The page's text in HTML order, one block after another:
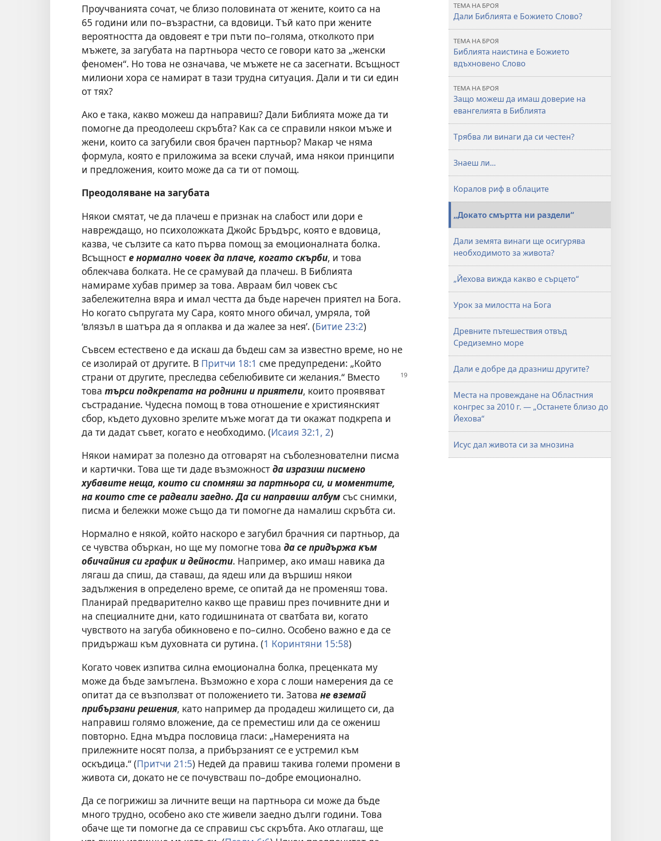
Проучванията сочат, че близо половината от жените, които са на
65 години или по–възрастни, са вдовици. Тъй като при жените
вероятността да овдовеят е три пъти по–голяма, отколкото при
мъжете, за загубата на партньора често се говори като за „женски
феномен“. Но това не означава, че мъжете не са засегнати. Всъщност
милиони хора се намират в тази трудна ситуация. Дали и ти си един
от тях?
Ако е така, какво можеш да направиш? Дали Библията може да ти
помогне да преодолееш скръбта? Как са се справили някои мъже и
жени, които са загубили своя брачен партньор? Макар че няма
формула, която е приложима за всеки случай, има някои принципи
и предложения, които може да са ти от помощ.
Преодоляване на загубата
Някои смятат, че да плачеш е признак на слабост или дори е
навреждащо, но психоложката Джойс Бръдърс, която е вдовица,
казва, че сълзите са като първа помощ за емоционалната болка.
Всъщносте нормално човек да плаче, когато скърби, и това
облекчава болката. Не се срамувай да плачеш. В Библията
намираме хубав пример за това. Авраам бил човек със
забележителна вяра и имал честта да бъде наречен приятел на Бога.
Но когато съпругата му Сара, която много обичал, умряла, той
‘влязъл в шатъра да я оплаква и да жалее за нея’. (Битие 23:2)
Съвсем естествено е да искаш да бъдеш сам за известно време, но не
се изолирай от другите. В Притчи 18:1 сме предупредени: „Който
страни отдругите, преследва себелюбивите си желания.“ Вместо
това търси подкрепата на роднини и приятели, които проявяват
състрадание. Чудесна помощ в това отношение е християнският
сбор, където духовно зрелите мъже могат да ти окажат подкрепа и
да ти дадат съвет, когато е необходимо. (Исаия 32:1, 2)
Някои намират за полезно да отговарят на съболезнователни писма
и картички. Това ще ти даде възможностда изразиш писмено
хубавите неща, които си спомняш за партньора си, и моментите,
на които сте се радвали заедно. Да си направиш албум със снимки,
писма и бележки може също да ти помогне да намалиш скръбта си.
Нормално е някой, който наскоро е загубил брачния си партньор, да
се чувства объркан, но ще му помогне това да се придържа към
обичайния си график и дейности. Например, ако имаш навика да
лягаш да спиш, да ставаш, да ядеш или да вършиш някои
задължения в определено време, се опитай да не променяш това.
Планирай предварително какво ще правиш през почивните дни и
на специалните дни, като годишнината от сватбата ви, когато
чувството на загуба обикновено е по–силно. Особено важно е да се
придържаш към духовната си рутина. (1 Коринтяни 15:58)
Когато човек изпитва силна емоционална болка, преценката му
може да бъде замъглена. Възможно е хора с лоши намерения да се
опитат да се възползват от положението ти. Затова не вземай
прибързани решения, като например да продадеш жилището си, да
направиш голямо вложение, да се преместиш или да се ожениш
повторно. Една мъдра пословица гласи: „Намеренията на
прилежните носят полза, а прибързаният се е устремил към
оскъдица.“ (Притчи 21:5) Недей да правиш такива големи промени в
живота си, докато не се почувстваш по–добре емоционално.
Да се погрижиш за личните вещи на партньора си може да бъде
много трудно, особено ако сте живели заедно дълги години. Това
обаче ще ти помогне да се справиш със скръбта. Ако отлагаш, ще
март
ТЕМА НА БРОЯ
Дали Библията е Божието Слово?
ТЕМА НА БРОЯ
Библията наистина е Божието
вдъхновено Слово
ТЕМА НА БРОЯ
Защо можеш да имаш доверие на
евангелията в Библията
Трябва ли винаги да си честен?
Знаеш ли...
Коралов риф в облаците
„Докато смъртта ни раздели“
Дали земята винаги ще осигурява
необходимото за живота?
„Йехова вижда какво е сърцето“
Урок за милостта на Бога
Древните пътешествия отвъд
Средиземно море
Дали е добре да дразниш другите?
Места на провеждане на Областния
конгрес за 2010 г. — „Останете близо до
Йехова“
Исус дал живота си за мнозина